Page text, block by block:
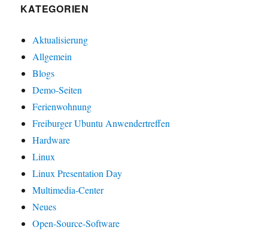
KATEGORIEN
Aktualisierung
Allgemein
Blogs
Demo-Seiten
Ferienwohnung
Freiburger Ubuntu Anwendertreffen
Hardware
Linux
Linux Presentation Day
Multimedia-Center
Neues
Open-Source-Software